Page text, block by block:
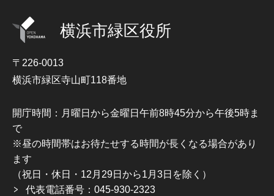
横浜市緑区役所
〒226-0013
横浜市緑区寺山町118番地
開庁時間：月曜日から金曜日午前8時45分から午後5時ま
で
※昼の時間帯はお待たせする時間が長くなる場合があり
ます
（祝日・休日・12月29日から1月3日を除く）
代表電話番号：045-930-2323